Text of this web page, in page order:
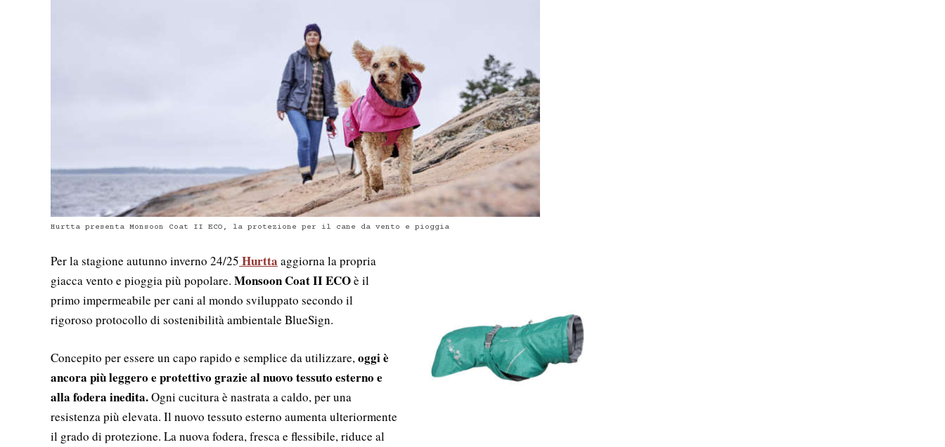
Hurtta presenta Monsoon Coat II ECO, la protezione per il cane da vento e pioggia
Per la stagione autunno inverno 24/25 Hurtta aggiorna la propria
giacca vento e pioggia più popolare. Monsoon Coat II ECOè il
primo impermeabile per cani al mondo sviluppato secondo il
rigoroso protocollo di sostenibilità ambientale BlueSign.
Concepito per essere un capo rapido e semplice da utilizzare,oggi è
ancora più leggero e protettivo grazie al nuovo tessuto esterno e
alla fodera inedita.Ogni cucitura è nastrata a caldo, per una
resistenza più elevata. Il nuovo tessuto esterno aumenta ulteriormente
il grado di protezione. La nuova fodera, fresca e flessibile, riduce al